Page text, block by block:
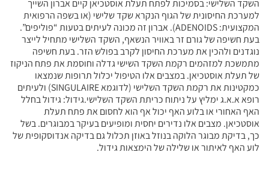
השקד השלישי: בסמיכות לפתח תעלת אוסטכיאן קיים אברון השייך
למערכת החיסונית של הגוף הנקרא שקד שלישי (או בשפה הרפואית
המקצועית: ADENOIDS). אברון זה מכונה לעיתים בטעות “פוליפים”.
בעת חשיפה של גורם זר באוויר הנשאף, השקד השלישי מתחיל לייצר
נוגדנים ולהכין את מערכת החיסון לקרב בפולש הזר. בעת חשיפה
מתמשכת למזהמים רקמת השקד השישי גדלה וחוסמת את פתח הניקוז
של תעלת אוסטכיאן. במצבים אלו הטיפול יכלול תרופות שנמצאו
כמקטינות את רקמת השקד השלישי (לדוגמא SINGULAIRE) ולעיתים
רופא א.א.ג ימליץ על ניתוח כריתת השקד השלישי.גידול: גידול בחלל
האף האחורי או בלוע האף יכול אף הוא לחסום את פתח תעלת
אוסטכיאן. מצבים אלו נדירים יחסית ומופיעים בעיקר במבוגרים. בשל
כך, בדיקת מבוגר הלוקה בנוזל באוזן תכלול גם בדיקה אנדוסקופית של
לוע האף לאיתור או שלילה של הימצאות גידול.